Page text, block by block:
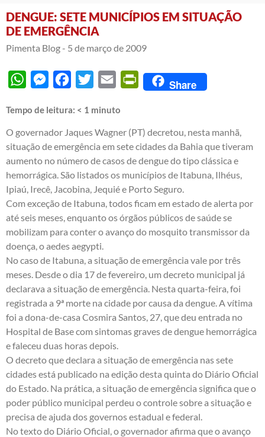
DENGUE: SETE MUNICÍPIOS EM SITUAÇÃO
DE EMERGÊNCIA
Pimenta Blog - 5 de março de 2009
WhatsAppMessengerFacebook
Twitter Email PrintFriendly
Share
Tempo de leitura: < 1 minuto
O governador Jaques Wagner (PT) decretou, nesta manhã,
situação de emergência em sete cidades da Bahia que tiveram
aumento no número de casos de dengue do tipo clássica e
hemorrágica. São listados os municípios de Itabuna, Ilhéus,
Ipiaú, Irecê, Jacobina, Jequié e Porto Seguro.
Com exceção de Itabuna, todos ficam em estado de alerta por
até seis meses, enquanto os órgãos públicos de saúde se
mobilizam para conter o avanço do mosquito transmissor da
doença, o aedes aegypti.
No caso de Itabuna, a situação de emergência vale por três
meses. Desde o dia 17 de fevereiro, um decreto municipal já
declarava a situação de emergência. Nesta quarta-feira, foi
registrada a 9ª morte na cidade por causa da dengue. A vítima
foi a dona-de-casa Cosmira Santos, 27, que deu entrada no
Hospital de Base com sintomas graves de dengue hemorrágica
e faleceu duas horas depois.
O decreto que declara a situação de emergência nas sete
cidades está publicado na edição desta quinta do Diário Oficial
do Estado. Na prática, a situação de emergência significa que o
poder público municipal perdeu o controle sobre a situação e
precisa de ajuda dos governos estadual e federal.
No texto do Diário Oficial, o governador afirma que o avanço